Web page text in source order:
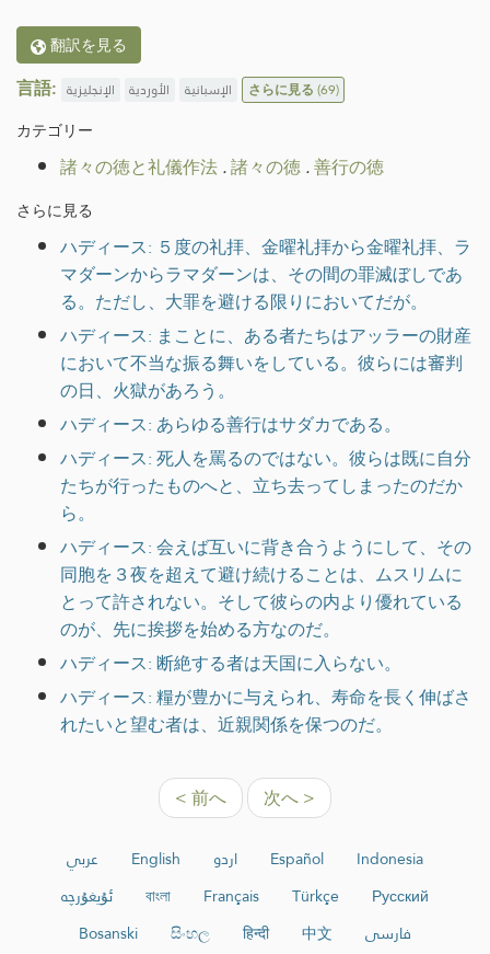
翻訳を見る
言語: الإنجليزية الأوردية الإسبانية さらに見る(69)
カテゴリー
諸々の徳と礼儀作法.諸々の徳.善行の徳
さらに見る
ハディース: ５度の礼拝、金曜礼拝から金曜礼拝、ラ
マダーンからラマダーンは、その間の罪滅ぼしであ
る。ただし、大罪を避ける限りにおいてだが。
ハディース: まことに、ある者たちはアッラーの財産
において不当な振る舞いをしている。彼らには審判
の日、火獄があろう。
ハディース: あらゆる善行はサダカである。
ハディース: 死人を罵るのではない。彼らは既に自分
たちが行ったものへと、立ち去ってしまったのだか
ら。
ハディース: 会えば互いに背き合うようにして、その
同胞を３夜を超えて避け続けることは、ムスリムに
とって許されない。そして彼らの内より優れている
のが、先に挨拶を始める方なのだ。
ハディース: 断絶する者は天国に入らない。
ハディース: 糧が豊かに与えられ、寿命を長く伸ばさ
れたいと望む者は、近親関係を保つのだ。
< 前へ 次へ >
عربي English اردو Español
Indonesia
ئۇيغۇرچە
বাংলা Français Türkçe
Русский
Bosanski
සිංහල हिन्दी 中文
فارسی